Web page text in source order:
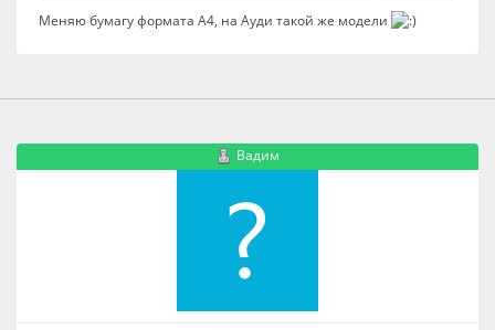
Меняю бумагу формата А4, на Ауди такой же модели
Вадим